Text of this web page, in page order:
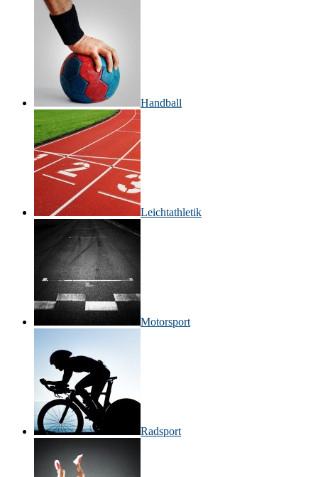
Handball
Leichtathletik
Motorsport
Radsport